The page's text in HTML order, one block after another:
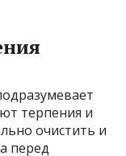
терпения и
очистить и
перед